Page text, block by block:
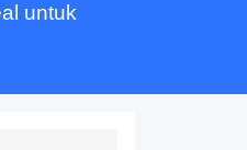
untuk